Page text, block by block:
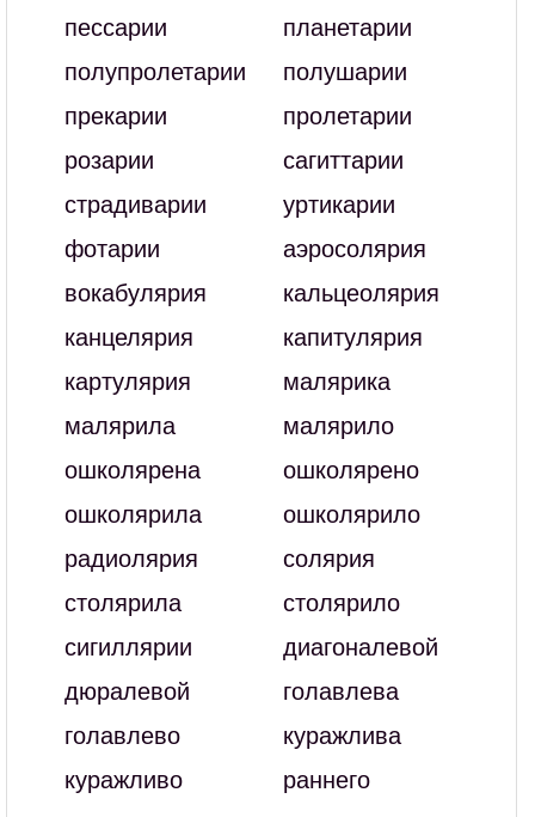
пессарии
планетарии
полупролетарии
полушарии
прекарии
пролетарии
розарии
сагиттарии
страдиварии
уртикарии
фотарии
аэросолярия
вокабулярия
кальцеолярия
канцелярия
капитулярия
картулярия
малярика
малярила
малярило
ошколярена
ошколярено
ошколярила
ошколярило
радиолярия
солярия
столярила
столярило
сигиллярии
диагоналевой
дюралевой
голавлева
голавлево
куражлива
куражливо
раннего